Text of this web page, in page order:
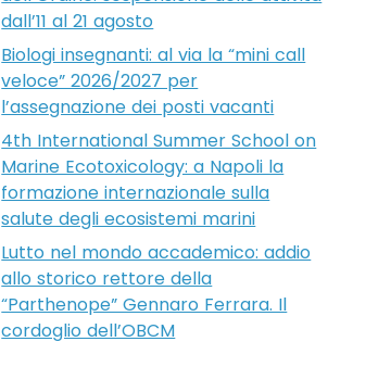
dall’11 al 21 agosto
Biologi insegnanti: al via la “mini call
veloce” 2026/2027 per
l’assegnazione dei posti vacanti
4th International Summer School on
Marine Ecotoxicology: a Napoli la
formazione internazionale sulla
salute degli ecosistemi marini
Lutto nel mondo accademico: addio
allo storico rettore della
“Parthenope” Gennaro Ferrara. Il
cordoglio dell’OBCM